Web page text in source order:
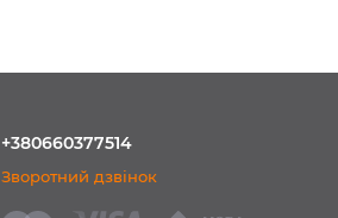
+380660377514
Зворотний дзвінок